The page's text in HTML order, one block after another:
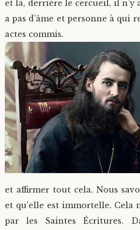
et là, derrière le cercueil, il n’y
a pas d’âme et personne à qui
actes commis.
et affirmer tout cela. Nous
et qu’elle est immortelle. Cela
par les Saintes Écritures.